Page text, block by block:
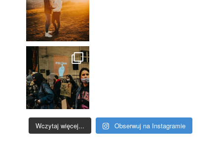
Wczytaj więcej... Obserwuj na Instagramie